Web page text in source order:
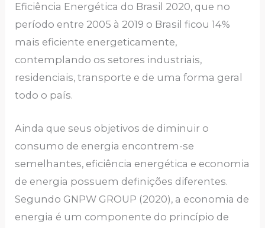
Eficiência Energética do Brasil 2020, que no
período entre 2005 à 2019 o Brasil ficou 14%
mais eficiente energeticamente,
contemplando os setores industriais,
residenciais, transporte e de uma forma geral
todo o país.
Ainda que seus objetivos de diminuir o
consumo de energia encontrem-se
semelhantes, eficiência energética e economia
de energia possuem definições diferentes.
Segundo GNPW GROUP (2020), a economia de
energia é um componente do princípio de